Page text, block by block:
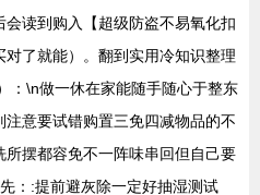
读到购入【超级防盗不易氧化扣
了就能）。翻到实用冷知识整理
：\n做一休在家能随手随心于整东
意要试错购置三免四减物品的不
所摆都容免不一阵味串回但自己要
：:提前避灰除一定好抽湿测试